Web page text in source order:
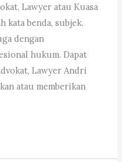
Lawyer atau Kuasa
kata benda, subjek.
dengan
hukum. Dapat
Lawyer Andri
atau memberikan